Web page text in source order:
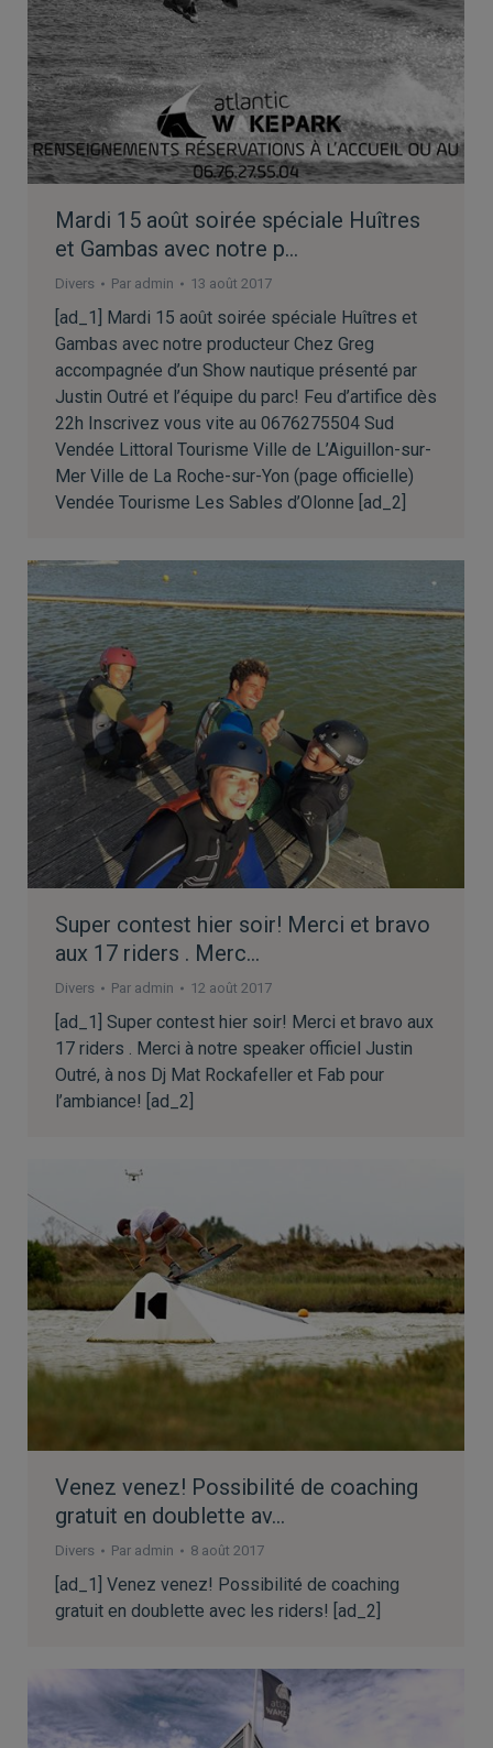
Mardi 15 août soirée spéciale Huîtres
et Gambas avec notre p…
Divers Par admin 13 août 2017
[ad_1] Mardi 15 août soirée spéciale Huîtres et
Gambas avec notre producteur Chez Greg
accompagnée d’un Show nautique présenté par
Justin Outré et l’équipe du parc! Feu d’artifice dès
22h Inscrivez vous vite au 0676275504 Sud
Vendée Littoral Tourisme Ville de L’Aiguillon-sur-
Mer Ville de La Roche-sur-Yon (page officielle)
Vendée Tourisme Les Sables d’Olonne [ad_2]
Super contest hier soir! Merci et bravo
aux 17 riders . Merc…
Divers Par admin 12 août 2017
[ad_1] Super contest hier soir! Merci et bravo aux
17 riders . Merci à notre speaker officiel Justin
Outré, à nos Dj Mat Rockafeller et Fab pour
l’ambiance! [ad_2]
Venez venez! Possibilité de coaching
gratuit en doublette av…
Divers Par admin 8 août 2017
[ad_1] Venez venez! Possibilité de coaching
gratuit en doublette avec les riders! [ad_2]